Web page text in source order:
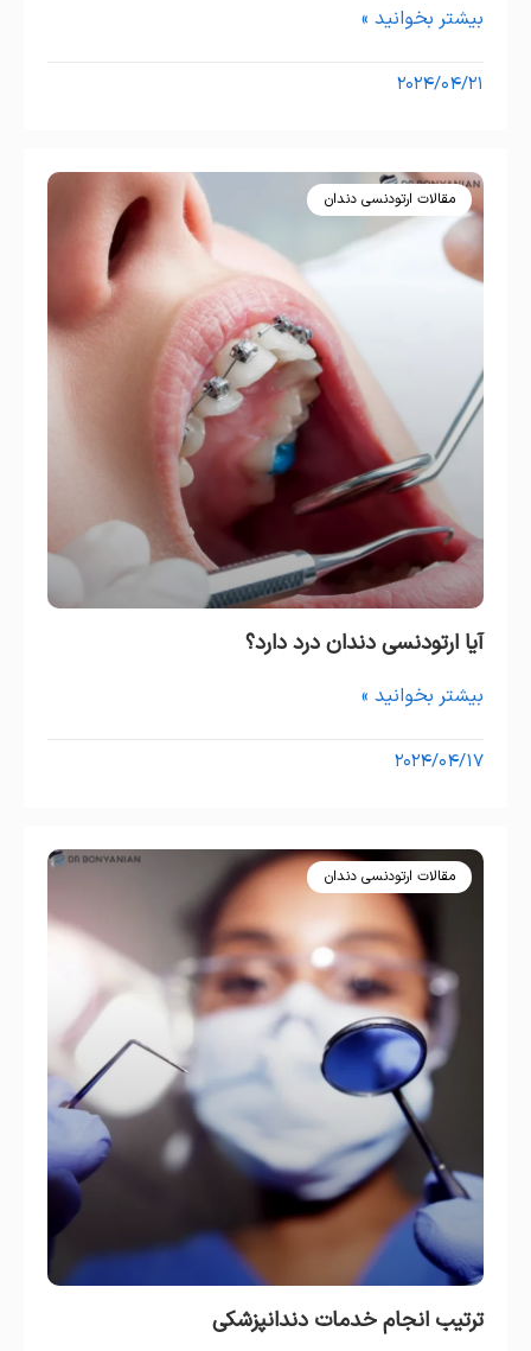
بیشتر بخوانید »
۲۰۲۴/۰۴/۲۱
مقالات ارتودنسی دندان
آیا ارتودنسی دندان درد دارد؟
بیشتر بخوانید »
۲۰۲۴/۰۴/۱۷
مقالات ارتودنسی دندان
ترتیب انجام خدمات دندانپزشکی